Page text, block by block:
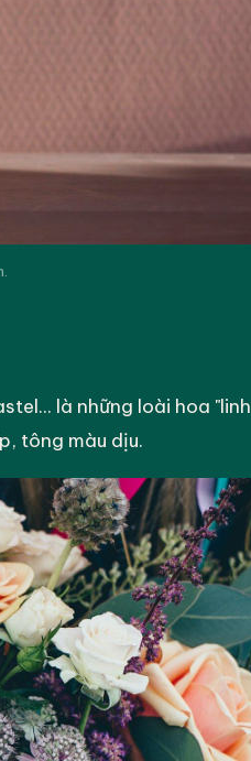
là những loài hoa "linh
tông màu dịu.